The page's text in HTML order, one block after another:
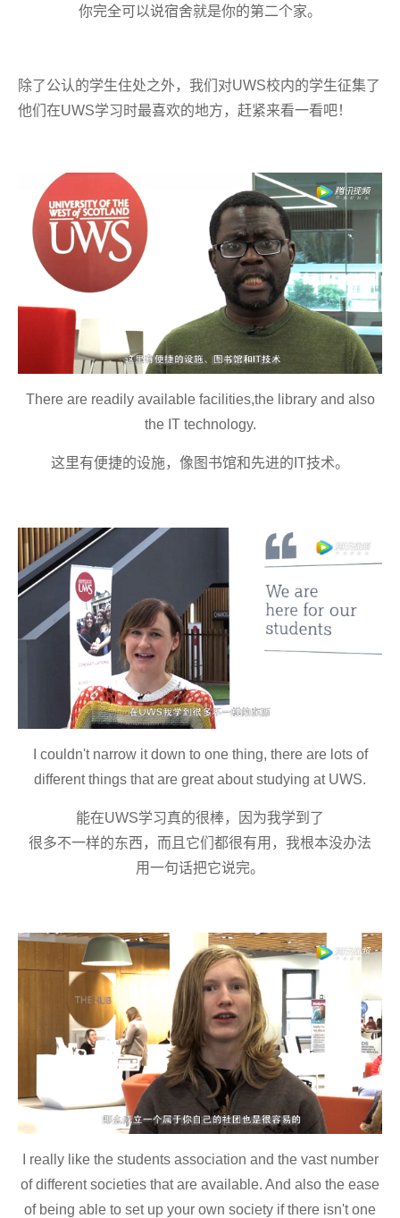
你完全可以说宿舍就是你的第二个家。
除了公认的学生住处之外，我们对UWS校内的学生征集了
他们在UWS学习时最喜欢的地方，赶紧来看一看吧！
There are readily available facilities,the library and also
the IT technology.
这里有便捷的设施， 像 图书馆和先进的 IT技术。
I couldn't narrow it down to one thing, there are lots of
different things that are great about studying at UWS.
能在UWS学习真的很棒，因为我学到 了
很多不一样的东西， 而且它们都很有用， 我根本没办法
用一句话把它说完。
I really like the students association and the vast number
of different societies that are available. And also the ease
of being able to set up your own society if there isn't one